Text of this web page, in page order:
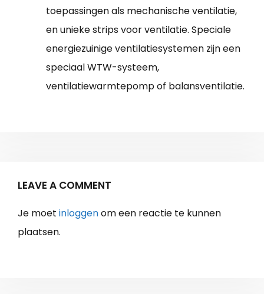
toepassingen als mechanische ventilatie,
en unieke strips voor ventilatie. Speciale
energiezuinige ventilatiesystemen zijn een
speciaal WTW-systeem,
ventilatiewarmtepomp of balansventilatie.
LEAVE A COMMENT
Je moet inloggenom een reactie te kunnen
plaatsen.